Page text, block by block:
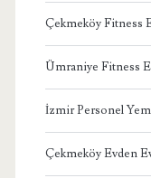
Çekmeköy Fitness
Ümraniye Fitness
İzmir Personel
Çekmeköy Evden